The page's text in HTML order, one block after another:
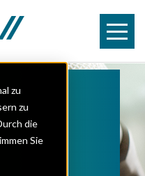
zu
zu
die
Sie